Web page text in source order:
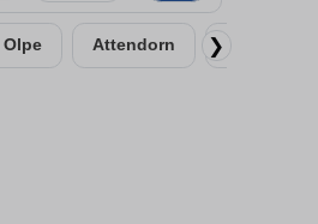
Olpe Attendorn ❯